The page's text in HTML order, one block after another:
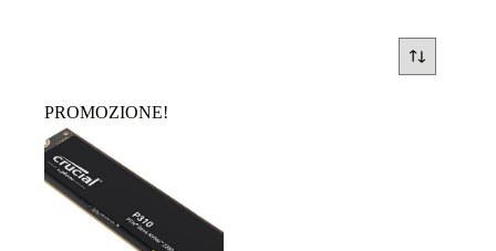
PROMOZIONE!